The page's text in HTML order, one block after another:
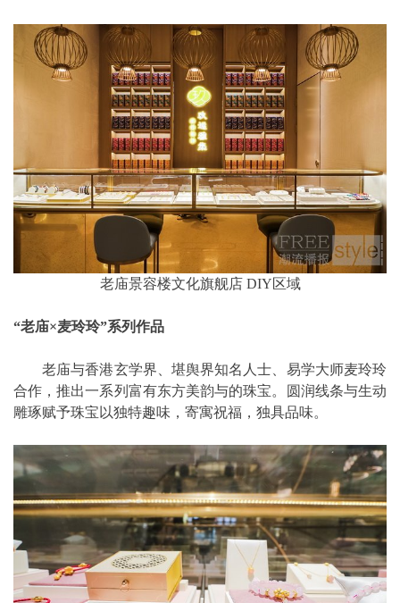
老庙景容楼文化旗舰店 DIY区域
“老庙×麦玲玲”系列作品
老庙与香港玄学界、堪舆界知名人士、易学大师麦玲玲
合作，推出一系列富有东方美韵与的珠宝。圆润线条与生动
雕琢赋予珠宝以独特趣味，寄寓祝福，独具品味。